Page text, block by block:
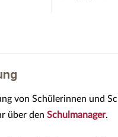
von Schülerinnen und
über den Schulmanager.